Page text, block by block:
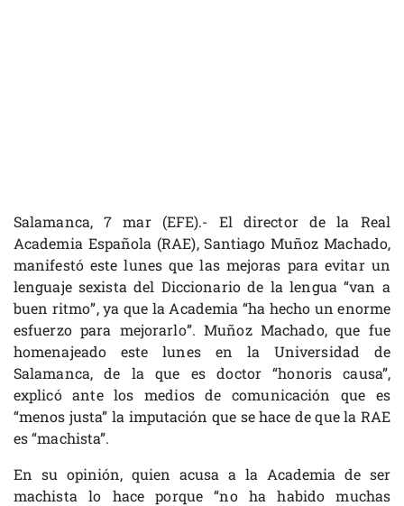
Salamanca, 7 mar (EFE).- El director de la Real
Academia Española (RAE), Santiago Muñoz Machado,
manifestó este lunes que las mejoras para evitar un
lenguaje sexista del Diccionario de la lengua “van a
buen ritmo”, ya que la Academia “ha hecho un enorme
esfuerzo para mejorarlo”. Muñoz Machado, que fue
homenajeado este lunes en la Universidad de
Salamanca, de la que es doctor “honoris causa”,
explicó ante los medios de comunicación que es
“menos justa” la imputación que se hace de que la RAE
es “machista”.
En su opinión, quien acusa a la Academia de ser
machista lo hace porque “no ha habido muchas